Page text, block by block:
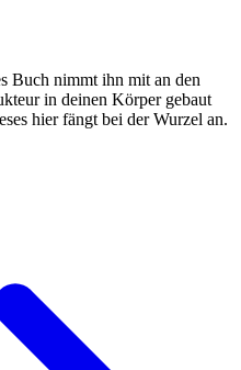
Buch nimmt ihn mit an den
in deinen Körper gebaut
hier fängt bei der Wurzel an.